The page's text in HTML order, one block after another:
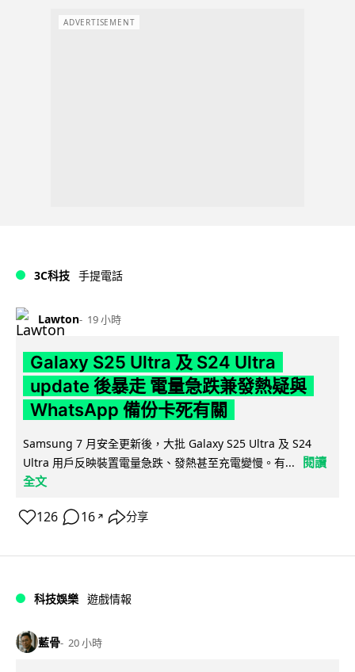
ADVERTISEMENT
3C科技 手提電話
Lawton 19 小時
Galaxy S25 Ultra 及 S24 Ultra
update 後暴走 電量急跌兼發熱疑與
WhatsApp 備份卡死有關
Samsung 7 月安全更新後，大批 Galaxy S25 Ultra 及 S24
Ultra 用戶反映裝置電量急跌、發熱甚至充電變慢。有...
閱讀
全文
126 16 ↗ 分享
科技娛樂 遊戲情報
藍骨 20 小時